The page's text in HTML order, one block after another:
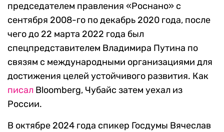
председателем правления «Роснано» с
сентября 2008-го по декабрь 2020 года, после
чего до 22 марта 2022 года был
спецпредставителем Владимира Путина по
связям с международными организациями для
достижения целей устойчивого развития. Как
писал Bloomberg, Чубайс затем уехал из
России.
В октябре 2024 года спикер Госдумы Вячеслав